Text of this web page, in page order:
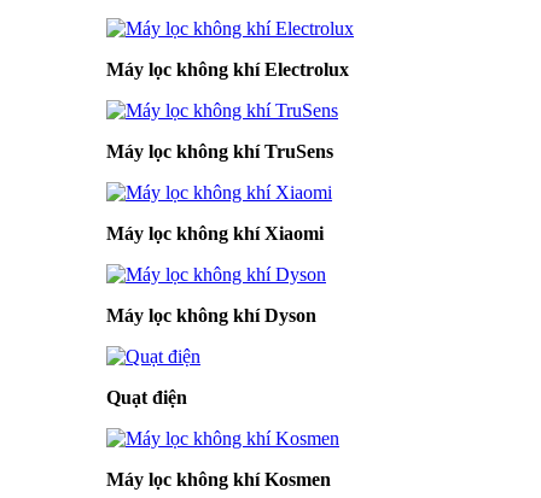
Máy lọc không khí Electrolux
Máy lọc không khí TruSens
Máy lọc không khí Xiaomi
Máy lọc không khí Dyson
Quạt điện
Máy lọc không khí Kosmen